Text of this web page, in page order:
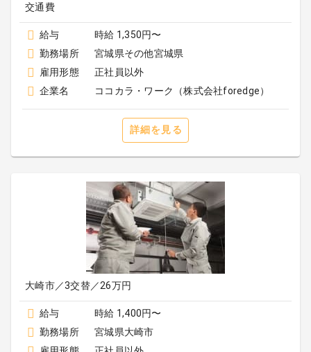
交通費
給与
時給 1,350円〜
勤務場所
宮城県その他宮城県
雇用形態
正社員以外
企業名
ココカラ・ワーク（株式会社foredge）
詳細を見る
大崎市／3交替／26万円
給与
時給 1,400円〜
勤務場所
宮城県大崎市